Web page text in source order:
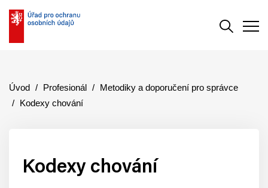
Úvod Profesionál
Metodiky a doporučení pro správce
Kodexy chování
Kodexy chování